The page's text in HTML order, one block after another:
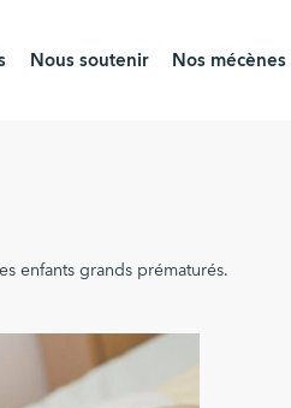
Nous soutenir Nos mécènes
enfants grands prématurés.